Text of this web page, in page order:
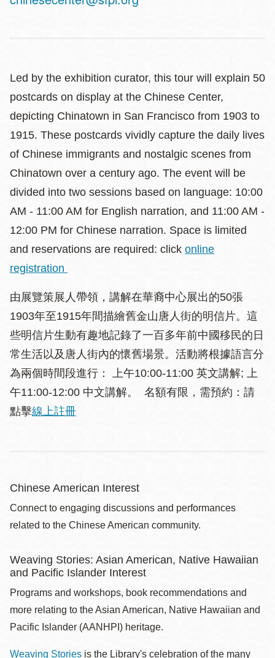
Led by the exhibition curator, this tour will explain 50
postcards on display at the Chinese Center,
depicting Chinatown in San Francisco from 1903 to
1915. These postcards vividly capture the daily lives
of Chinese immigrants and nostalgic scenes from
Chinatown over a century ago. The event will be
divided into two sessions based on language: 10:00
AM - 11:00 AM for English narration, and 11:00 AM -
12:00 PM for Chinese narration. Space is limited
and reservations are required: click online
registration
由展覽策展人帶領，講解在華裔中心展出的50張
1903年至1915年間描繪舊金山唐人街的明信片。這
些明信片生動有趣地記錄了一百多年前中國移民的日
常生活以及唐人街內的懷舊場景。活動將根據語言分
為兩個時間段進行： 上午10:00-11:00 英文講解; 上
午11:00-12:00 中文講解。 名額有限，需預約：請
點擊線上註冊
Chinese American Interest
Connect to engaging discussions and performances
related to the Chinese American community.
Weaving Stories: Asian American, Native Hawaiian
and Pacific Islander Interest
Programs and workshops, book recommendations and
more relating to the Asian American, Native Hawaiian and
Pacific Islander (AANHPI) heritage.
Weaving Stories is the Library's celebration of the many